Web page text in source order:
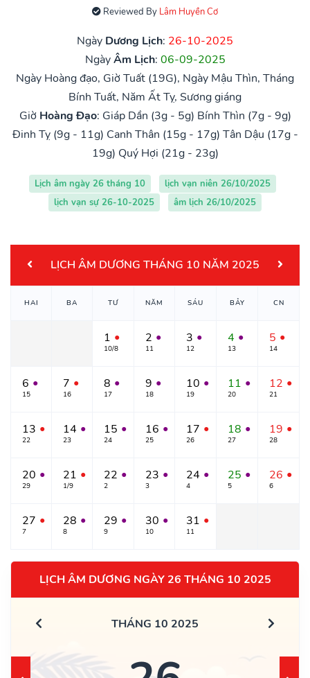
Reviewed By Lâm Huyền Cơ
Ngày Dương Lịch: 26-10-2025
NgàyÂm Lịch: 06-09-2025
Ngày Hoàng đạo, Giờ Tuất (19G), Ngày Mậu Thìn, Tháng
Bính Tuất, Năm Ất Tỵ, Sương giáng
Giờ Hoàng Đạo: Giáp Dần (3g - 5g) Bính Thìn (7g - 9g)
Đinh Tỵ (9g - 11g) Canh Thân (15g - 17g) Tân Dậu (17g -
19g) Quý Hợi (21g - 23g)
Lịch âm ngày 26 tháng 10
lịch vạn niên 26/10/2025
lịch vạn sự 26-10-2025
âm lịch 26/10/2025
LỊCH ÂM DƯƠNG THÁNG 10 NĂM 2025
HAI BA TƯ NĂM SÁU BẢY CN
1 ●
10/8
2 ●
11
3 ●
12
4 ●
13
5 ●
14
6 ●
15
7 ●
16
8 ●
17
9 ●
18
10 ●
19
11 ●
20
12 ●
21
13 ●
22
14 ●
23
15 ●
24
16 ●
25
17 ●
26
18 ●
27
19 ●
28
20 ●
29
21 ●
1/9
22 ●
2
23 ●
3
24 ●
4
25 ●
5
26 ●
6
27 ●
7
28 ●
8
29 ●
9
30 ●
10
31 ●
11
LỊCH ÂM DƯƠNG NGÀY 26 THÁNG 10 2025
THÁNG 10 2025